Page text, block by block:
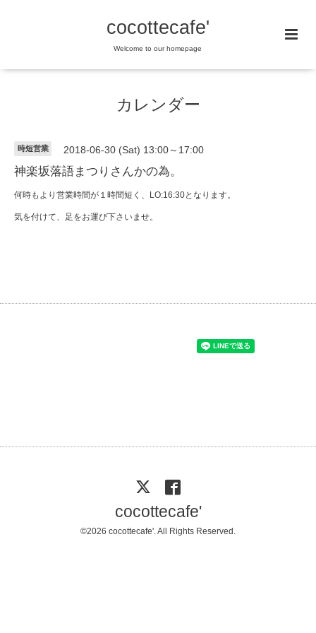
cocottecafe'
Welcome to our homepage
カレンダー
時短営業 2018-06-30 (Sat) 13:00～17:00
神楽坂落語まつりさんかの為。
何時もより営業時間が１時間短く、LO:16:30となります。
気を付けて、足をお運び下さいませ。
cocottecafe'
©2026 cocottecafe'. All Rights Reserved.